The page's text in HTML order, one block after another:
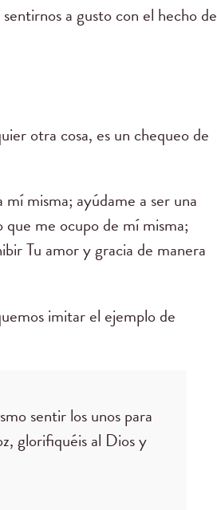
a gusto con el hecho de
otra cosa, es un chequeo de
misma; ayúdame a ser una
me ocupo de mí misma;
Tu amor y gracia de manera
imitar el ejemplo de
sentir los unos para
glorifiquéis al Dios y